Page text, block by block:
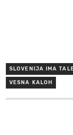
SLOVENIJA IMA
VESNA KALOH